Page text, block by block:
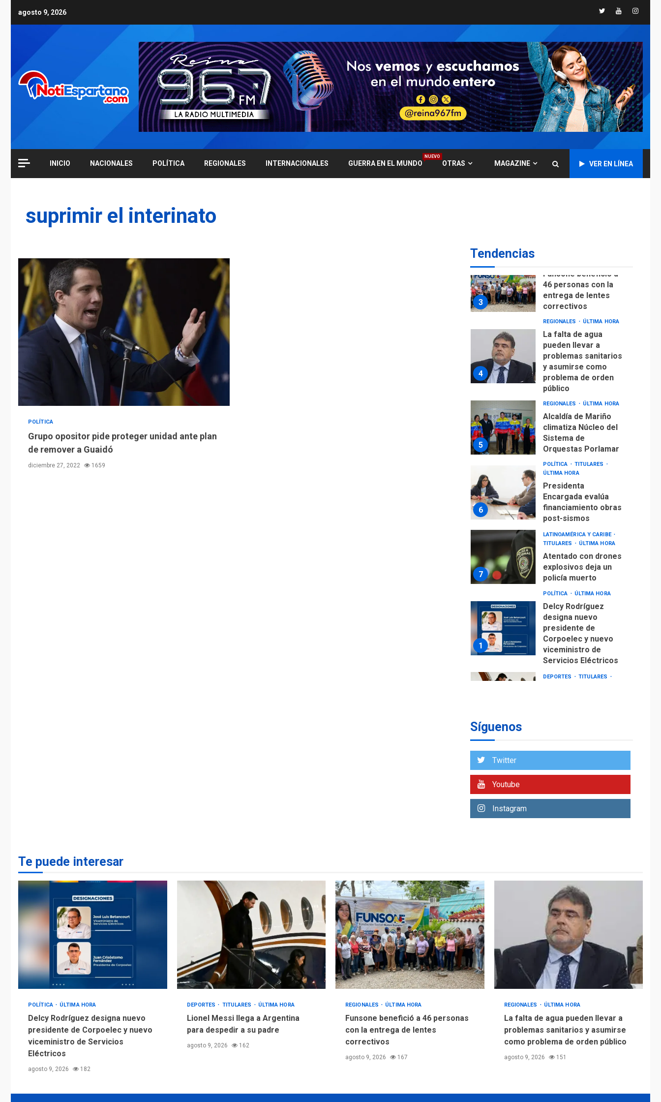
agosto 9, 2026 TwitterYoutube
INICIO NACIONALES POLÍTICA REGIONALES INTERNACIONALES GUERRA EN EL MUNDO
NUEVO
OTRAS MAGAZINE VER EN LÍNEA
suprimir el interinato
POLÍTICA
Grupo opositor pide proteger unidad ante plan
de remover a Guaidó
diciembre 27, 2022 1659
Tendencias
financiamiento obras
post-sismos
7
LATINOAMÉRICA Y CARIBE
TITULARES
ÚLTIMA HORA
Atentado con drones
explosivos deja un
policía muerto
POLÍTICA ÚLTIMA HORA
Delcy Rodríguez
Corpoelec y nuevo
3
Funsone benefició a
46 personas con la
entrega de lentes
correctivos
4
REGIONALES ÚLTIMA HORA
La falta de agua
pueden llevar a
problemas sanitarios
y asumirse como
problema de orden
público
5
REGIONALES ÚLTIMA HORA
Alcaldía de Mariño
climatiza Núcleo del
Sistema de
Orquestas Porlamar
6
POLÍTICA
TITULARES
ÚLTIMA HORA
Presidenta
Encargada evalúa
financiamiento obras
post-sismos
7
LATINOAMÉRICA Y CARIBE
TITULARES
ÚLTIMA HORA
Atentado con drones
explosivos deja un
policía muerto
1
POLÍTICA ÚLTIMA HORA
Delcy Rodríguez
designa nuevo
presidente de
Corpoelec y nuevo
viceministro de
Servicios Eléctricos
DEPORTES
TITULARES
3
Funsone benefició a
entrega de lentes
pueden llevar a
5
Alcaldía de Mariño
climatiza Núcleo del
Sistema de
Orquestas Porlamar
Síguenos
Twitter
Youtube
Instagram
Te puede interesar
POLÍTICA ÚLTIMA HORA
Delcy Rodríguez designa nuevo
presidente de Corpoelec y nuevo
viceministro de Servicios
Eléctricos
agosto 9, 2026 182
DEPORTES TITULARES ÚLTIMA HORA
Lionel Messi llega a Argentina
para despedir a su padre
agosto 9, 2026 162
REGIONALES ÚLTIMA HORA
Funsone benefició a 46 personas
con la entrega de lentes
correctivos
agosto 9, 2026 167
REGIONALES ÚLTIMA HORA
La falta de agua pueden llevar a
problemas sanitarios y asumirse
como problema de orden público
agosto 9, 2026 151